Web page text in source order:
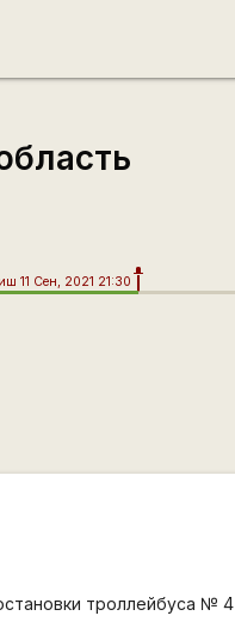
11 Сен, 2021 21:30
троллейбуса № 4